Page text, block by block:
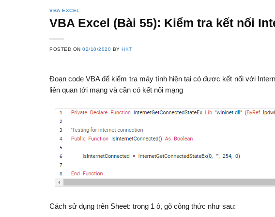
VBA EXCEL
VBA Excel (Bài 55): Kiểm tra kết nối
POSTED ON02/10/2020 BYHKT
Đoạn code VBA để kiểm tra máy tính hiện tại có được kết nối với
liên quan tới mạng và cần có kết nối mạng
Cách sử dụng trên Sheet: trong 1 ô, gõ công thức như sau: